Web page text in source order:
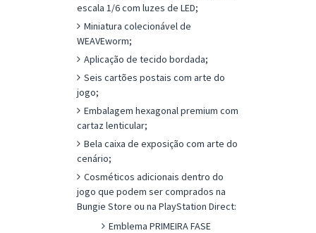
escala 1/6 com luzes de LED;
Miniatura colecionável de
WEAVEworm;
Aplicação de tecido bordada;
Seis cartões postais com arte do
jogo;
Embalagem hexagonal premium com
cartaz lenticular;
Bela caixa de exposição com arte do
cenário;
Cosméticos adicionais dentro do
jogo que podem ser comprados na
Bungie Store ou na PlayStation Direct:
Emblema PRIMEIRA FASE